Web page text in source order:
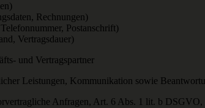
Rechnungen)
Postanschrift)
Vertragsdauer)
und Vertragspartner
Leistungen, Kommunikation sowie
Anfragen, Art. 6 Abs. 1 lit. b